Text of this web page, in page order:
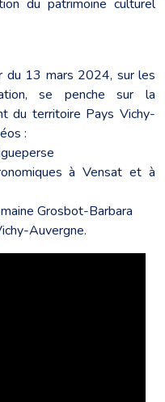
du patrimoine culturel
du 13 mars 2024, sur les
, se penche sur la
du territoire Pays Vichy-
:
à Vensat et à
Grosbot-Barbara
Auvergne.